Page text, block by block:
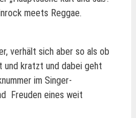
meets Reggae.
verhält sich aber so als ob
kratzt und dabei geht
im Singer-
Freuden eines weit